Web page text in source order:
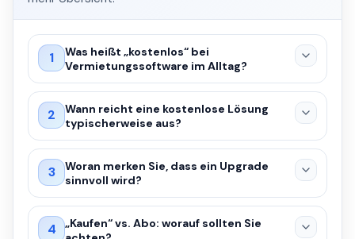
1
Was heißt „kostenlos“ bei
Vermietungssoftware im Alltag?
2
Wann reicht eine kostenlose Lösung
typischerweise aus?
3
Woran merken Sie, dass ein Upgrade
sinnvoll wird?
4
„Kaufen“ vs. Abo: worauf sollten Sie